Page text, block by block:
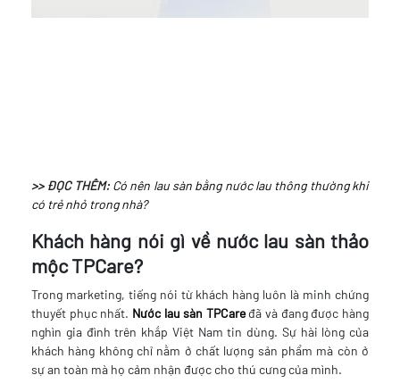
>> ĐỌC THÊM: Có nên lau sàn bằng nước lau thông thường khi
có trẻ nhỏ trong nhà?
Khách hàng nói gì về nước lau sàn thảo
mộc TPCare?
Trong marketing, tiếng nói từ khách hàng luôn là minh chứng
thuyết phục nhất. Nước lau sàn TPCaređã và đang được hàng
nghìn gia đình trên khắp Việt Nam tin dùng. Sự hài lòng của
khách hàng không chỉ nằm ở chất lượng sản phẩm mà còn ở
sự an toàn mà họ cảm nhận được cho thú cưng của mình.